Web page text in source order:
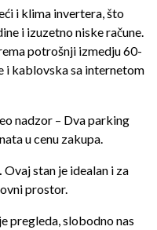
i klima invertera, što
i izuzetno niske račune.
potrošnji izmedju 60-
i kablovska sa internetom
nadzor – Dva parking
u cenu zakupa.
Ovaj stan je idealan i za
prostor.
pregleda, slobodno nas